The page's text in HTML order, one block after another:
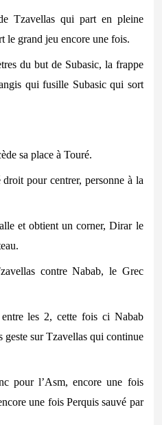
Tzavellas qui part en pleine
le grand jeu encore une fois.
du but de Subasic, la frappe
qui fusille Subasic qui sort
sa place à Touré.
pour centrer, personne à la
et obtient un corner, Dirar le
contre Nabab, le Grec
les 2, cette fois ci Nabab
geste sur Tzavellas qui continue
pour l’Asm, encore une fois
une fois Perquis sauvé par